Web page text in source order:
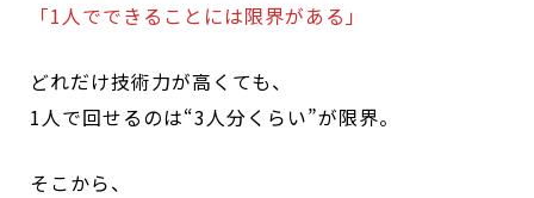
「1人でできることには限界がある」
どれだけ技術力が高くても、
1人で回せるのは“3人分くらい”が限界。
そこから、